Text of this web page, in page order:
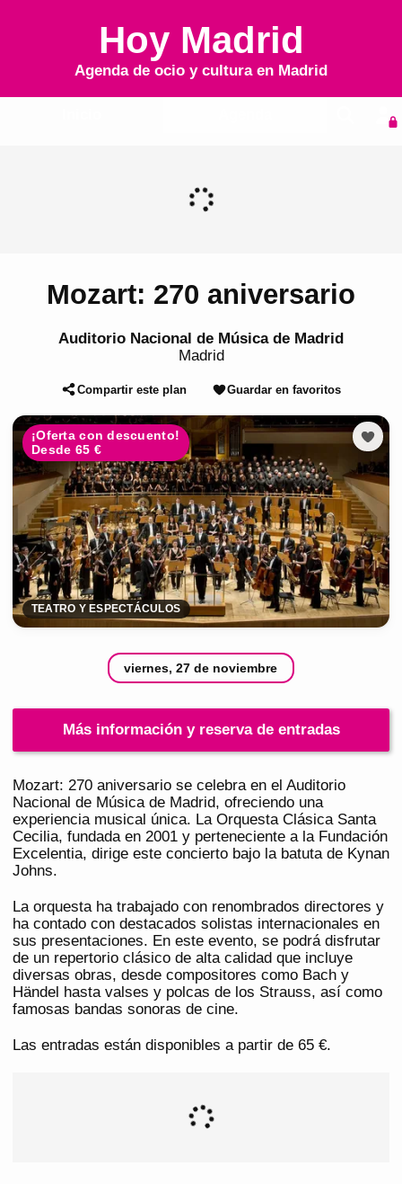
Hoy Madrid
Agenda de ocio y cultura en Madrid
Mozart: 270 aniversario
Auditorio Nacional de Música de Madrid
Madrid
Compartir este plan Guardar en favoritos
¡Oferta con descuento!
Desde 65 €
TEATRO Y ESPECTÁCULOS
viernes, 27 de noviembre
Más información y reserva de entradas
Mozart: 270 aniversario se celebra en el Auditorio
Nacional de Música de Madrid, ofreciendo una
experiencia musical única. La Orquesta Clásica Santa
Cecilia, fundada en 2001 y perteneciente a la Fundación
Excelentia, dirige este concierto bajo la batuta de Kynan
Johns.
La orquesta ha trabajado con renombrados directores y
ha contado con destacados solistas internacionales en
sus presentaciones. En este evento, se podrá disfrutar
de un repertorio clásico de alta calidad que incluye
diversas obras, desde compositores como Bach y
Händel hasta valses y polcas de los Strauss, así como
famosas bandas sonoras de cine.
Las entradas están disponibles a partir de 65 €.